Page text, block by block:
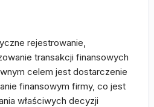
rejestrowanie,
transakcji finansowych
celem jest dostarczenie
finansowym firmy, co jest
właściwych decyzji